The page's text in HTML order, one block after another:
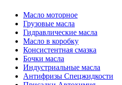
Масло моторное
Грузовые масла
Гидравлические масла
Масло в коробку
Консистентная смазка
Бочки масла
Индустриальные масла
Антифризы Спецжидкости